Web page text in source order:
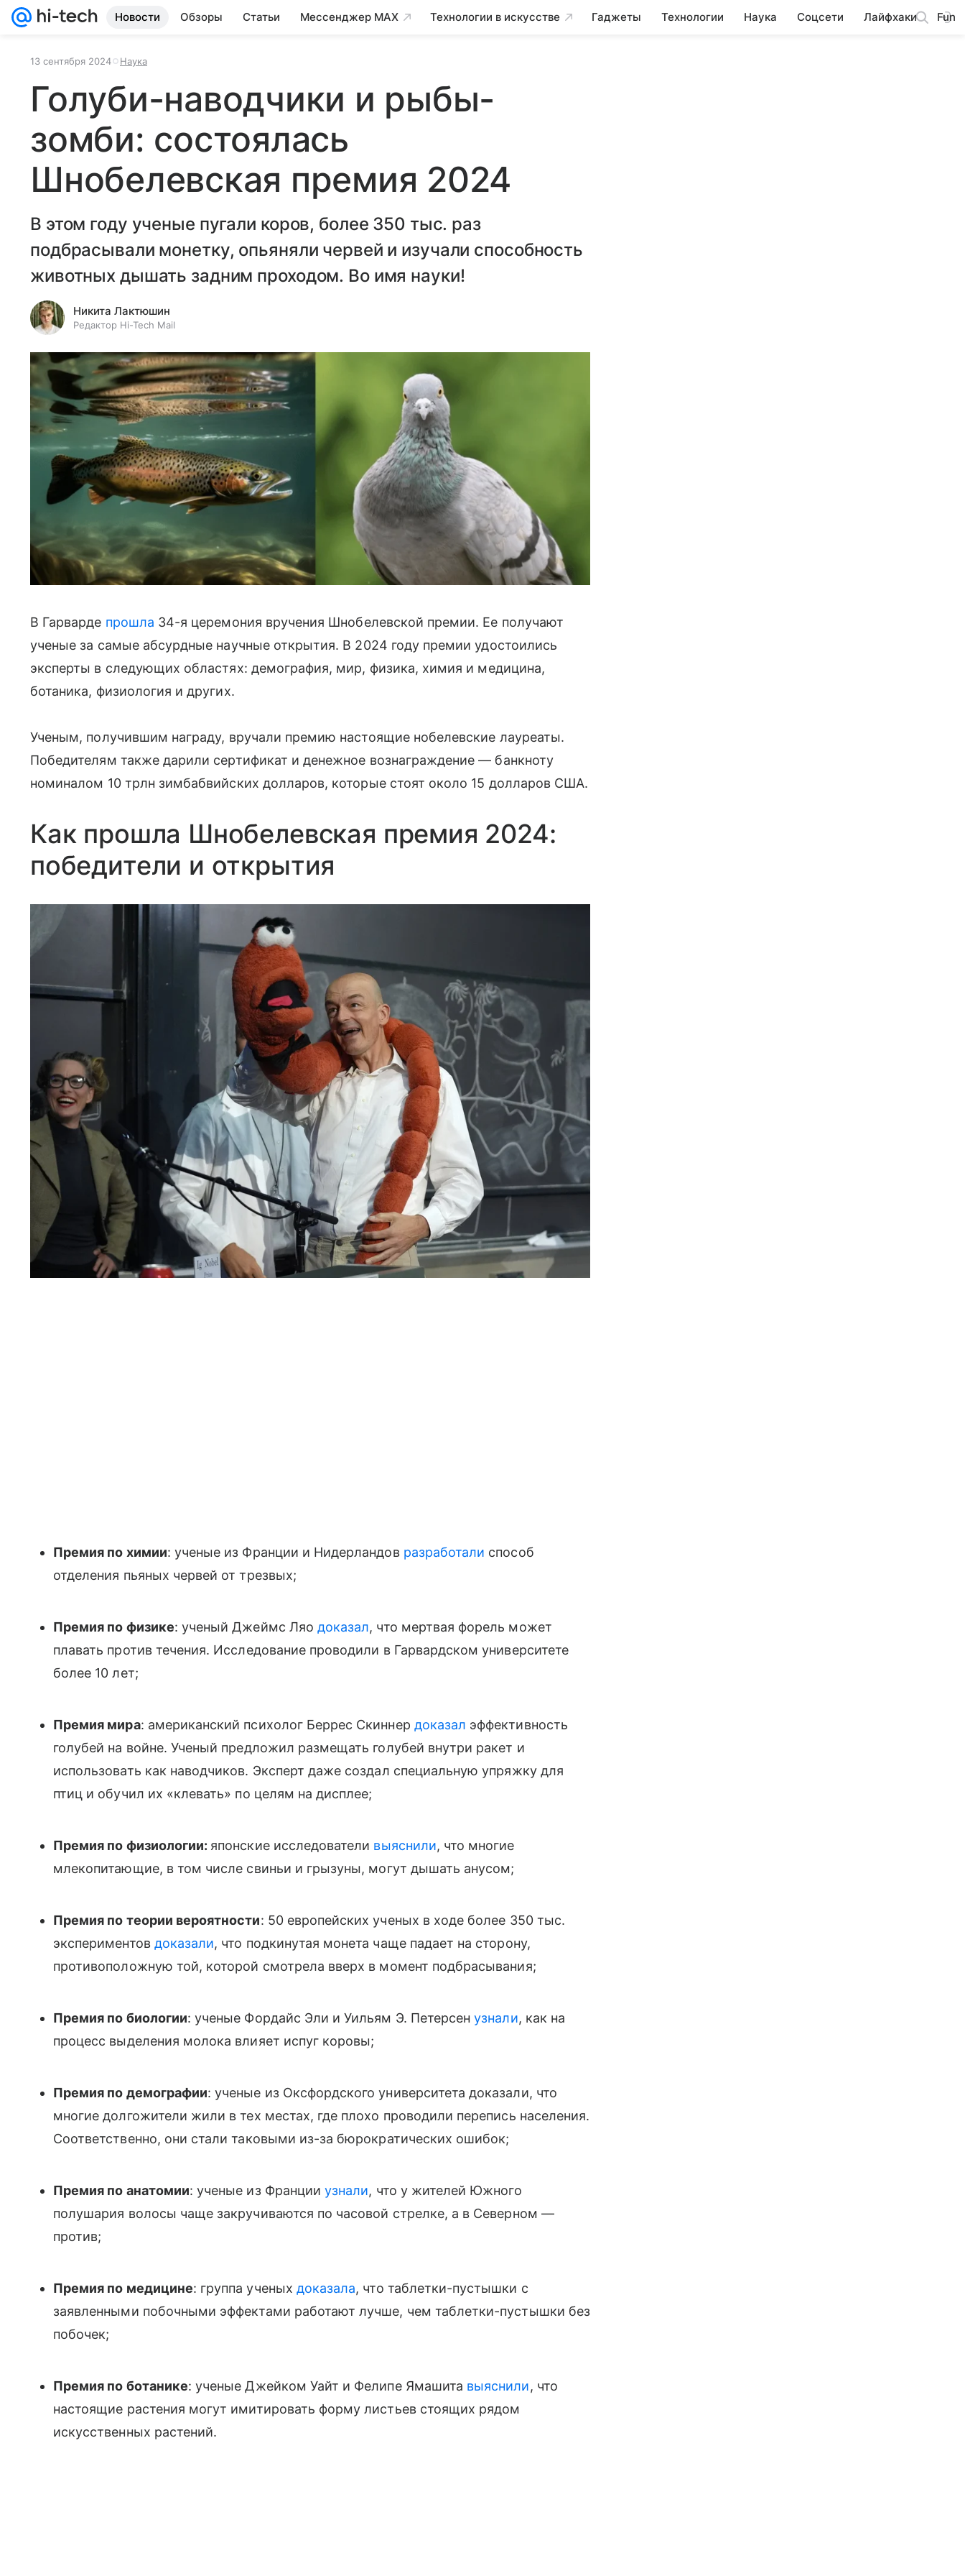
Новости Обзоры Статьи Мессенджер MAX Технологии в искусстве Гаджеты Технологии Наука Соцсети Лайфхаки Fun
13 сентября 2024 Наука
Голуби-наводчики и рыбы-
зомби: состоялась
Шнобелевская премия 2024
В этом году ученые пугали коров, более 350 тыс. раз
подбрасывали монетку, опьяняли червей и изучали способность
животных дышать задним проходом. Во имя науки!
Никита Лактюшин
Редактор Hi-Tech Mail
В Гарварде прошла 34-я церемония вручения Шнобелевской премии. Ее получают
ученые за самые абсурдные научные открытия. В 2024 году премии удостоились
эксперты в следующих областях: демография, мир, физика, химия и медицина,
ботаника, физиология и других.
Ученым, получившим награду, вручали премию настоящие нобелевские лауреаты.
Победителям также дарили сертификат и денежное вознаграждение — банкноту
номиналом 10 трлн зимбабвийских долларов, которые стоят около 15 долларов США.
Как прошла Шнобелевская премия 2024:
победители и открытия
Премия по химии: ученые из Франции и Нидерландов разработали способ
отделения пьяных червей от трезвых;
Премия по физике: ученый Джеймс Ляо доказал, что мертвая форель может
плавать против течения. Исследование проводили в Гарвардском университете
более 10 лет;
Премия мира: американский психолог Беррес Скиннер доказал эффективность
голубей на войне. Ученый предложил размещать голубей внутри ракет и
использовать как наводчиков. Эксперт даже создал специальную упряжку для
птиц и обучил их «клевать» по целям на дисплее;
Премия по физиологии: японские исследователи выяснили, что многие
млекопитающие, в том числе свиньи и грызуны, могут дышать анусом;
Премия по теории вероятности: 50 европейских ученых в ходе более 350 тыс.
экспериментов доказали, что подкинутая монета чаще падает на сторону,
противоположную той, которой смотрела вверх в момент подбрасывания;
Премия по биологии: ученые Фордайс Эли и Уильям Э. Петерсенузнали, как на
процесс выделения молока влияет испуг коровы;
Премия по демографии: ученые из Оксфордского университета доказали, что
многие долгожители жили в тех местах, где плохо проводили перепись населения.
Соответственно, они стали таковыми из-за бюрократических ошибок;
Премия по анатомии: ученые из Францииузнали, что у жителей Южного
полушария волосы чаще закручиваются по часовой стрелке, а в Северном —
против;
Премия по медицине: группа ученых доказала, что таблетки-пустышки с
заявленными побочными эффектами работают лучше, чем таблетки-пустышки без
побочек;
Премия по ботанике: ученые Джейком Уайт и Фелипе Ямашита выяснили, что
настоящие растения могут имитировать форму листьев стоящих рядом
искусственных растений.